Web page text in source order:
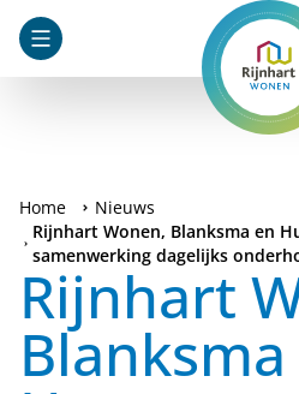
Home
Nieuws
Rijnhart Wonen, Blanksma en
samenwerking dagelijks
Rijnhart